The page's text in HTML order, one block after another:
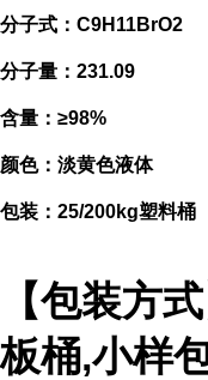
分子式：C9H11BrO2
分子量：231.09
含量：≥98%
颜色：淡黄色液体
包装：25/200kg塑料桶
【包装方
板桶,小样